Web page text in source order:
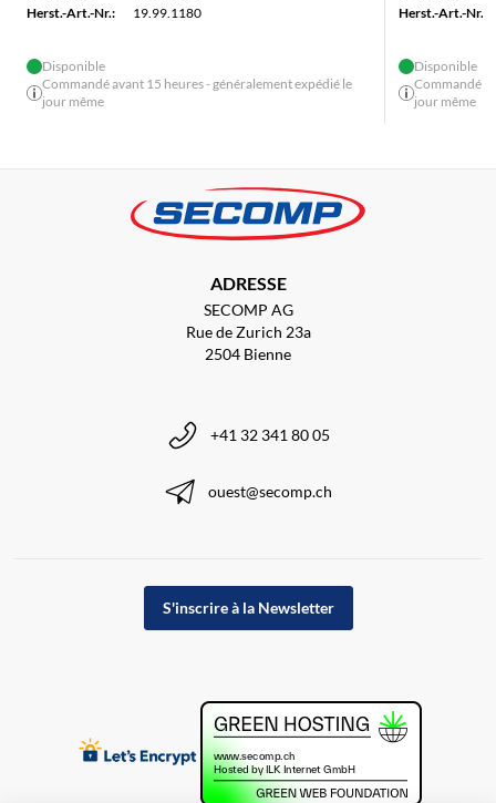
Herst.-Art.-Nr.:
19.99.1180
Disponible
Commandé avant 15 heures - généralement expédié le
jour même
Herst.-Art.-Nr.:
Disponible
Commandé
jour même
ADRESSE
SECOMP AG
Rue de Zurich 23a
2504 Bienne
+41 32 341 80 05
ouest@secomp.ch
S'inscrire à la Newsletter